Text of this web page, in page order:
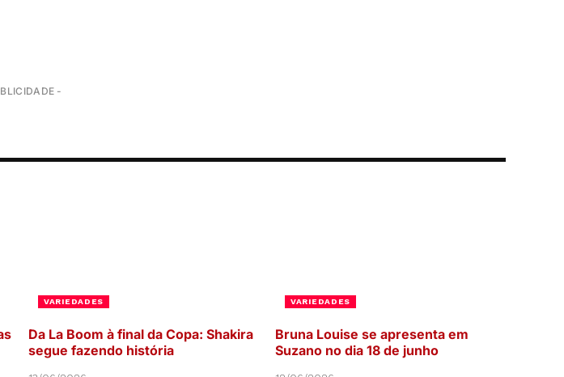
-
VARIEDADES
Da La Boom à final da Copa: Shakira
segue fazendo história
VARIEDADES
Bruna Louise se apresenta em
Suzano no dia 18 de junho